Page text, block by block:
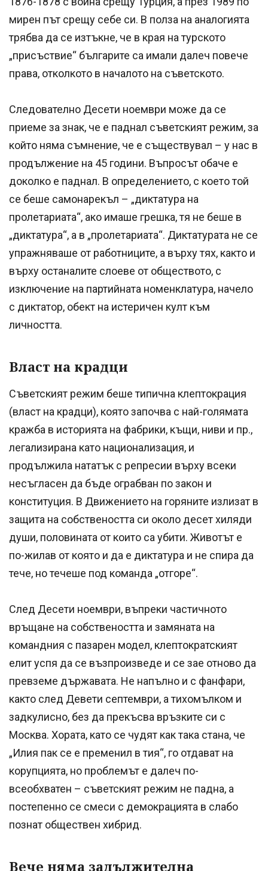
мирен път срещу себе си. В полза на аналогията
трябва да се изтъкне, че в края на турското
„присъствие“ българите са имали далеч повече
права, отколкото в началото на съветското.
Следователно Десети ноември може да се
приеме за знак, че е паднал съветският режим, за
който няма съмнение, че е съществувал – у нас в
продължение на 45 години. Въпросът обаче е
доколко е паднал. В определението, с което той
се беше самонарекъл – „диктатура на
пролетариата“, ако имаше грешка, тя не беше в
„диктатура“, а в „пролетариата“. Диктатурата не се
упражняваше от работниците, а върху тях, както и
върху останалите слоеве от обществото, с
изключение на партийната номенклатура, начело
с диктатор, обект на истеричен култ към
личността.
Власт на крадци
Съветският режим беше типична клептокрация
(власт на крадци), която започва с най-голямата
кражба в историята на фабрики, къщи, ниви и пр.,
легализирана като национализация, и
продължила нататък с репресии върху всеки
несъгласен да бъде ограбван по закон и
конституция. В Движението на горяните излизат в
защита на собствеността си около десет хиляди
души, половината от които са убити. Животът е
по-жилав от която и да е диктатура и не спира да
тече, но течеше под команда „отгоре“.
След Десети ноември, въпреки частичното
връщане на собствеността и замяната на
командния с пазарен модел, клептократският
елит успя да се възпроизведе и се зае отново да
превземе държавата. Не напълно и с фанфари,
както след Девети септември, а тихомълком и
задкулисно, без да прекъсва връзките си с
Москва. Хората, като се чудят как така стана, че
„Илия пак се е пременил в тия“, го отдават на
корупцията, но проблемът е далеч по-
всеобхватен – съветският режим не падна, а
постепенно се смеси с демокрацията в слабо
познат обществен хибрид.
Вече няма задължителна